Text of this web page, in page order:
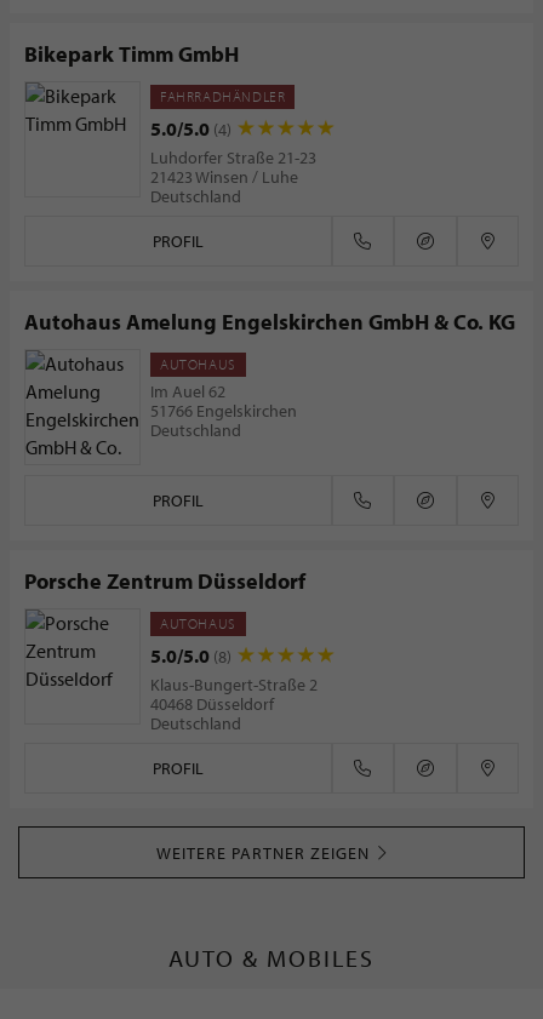
Bikepark Timm GmbH
FAHRRADHÄNDLER
5.0/5.0 (4)
Luhdorfer Straße 21-23
21423 Winsen / Luhe
Deutschland
PROFIL
Autohaus Amelung Engelskirchen GmbH & Co. KG
AUTOHAUS
Im Auel 62
51766 Engelskirchen
Deutschland
PROFIL
Porsche Zentrum Düsseldorf
AUTOHAUS
5.0/5.0 (8)
Klaus-Bungert-Straße 2
40468 Düsseldorf
Deutschland
PROFIL
WEITERE PARTNER ZEIGEN
AUTO & MOBILES